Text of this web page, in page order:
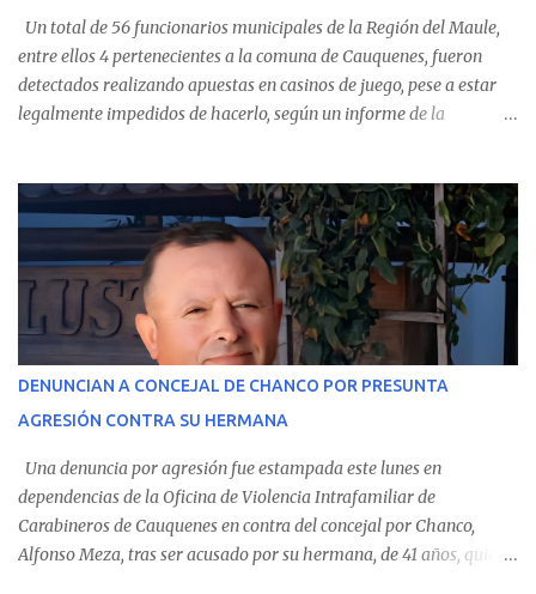
Un total de 56 funcionarios municipales de la Región del Maule,
entre ellos 4 pertenecientes a la comuna de Cauquenes, fueron
detectados realizando apuestas en casinos de juego, pese a estar
legalmente impedidos de hacerlo, según un informe de la
estableció que estos funcionarios —quienes administran o
custodian fondos públicos— efectuaron transacciones por un
monto total de $116.075.918 entre enero de 2024 y junio de 2025.
En el detalle regional, se indica que en la comuna de Cauquenes se
identificó a cuatro funcionarios involucrados en este tipo de
operaciones. Asimismo, se precisa que uno de los casos
corresponde a un funcionario de la Municipalidad de Chanco,
detectaron incumplimientos a la normativa vigente. El informe
precisa que la mayor cantidad de dinero apostado se registró en
Talca, donde...
DENUNCIAN A CONCEJAL DE CHANCO POR PRESUNTA
AGRESIÓN CONTRA SU HERMANA
Una denuncia por agresión fue estampada este lunes en
dependencias de la Oficina de Violencia Intrafamiliar de
Carabineros de Cauquenes en contra del concejal por Chanco,
Alfonso Meza, tras ser acusado por su hermana, de 41 años, quien